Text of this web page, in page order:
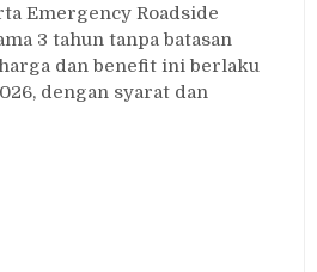
Emergency Roadside
3 tahun tanpa batasan
dan benefit ini berlaku
dengan syarat dan